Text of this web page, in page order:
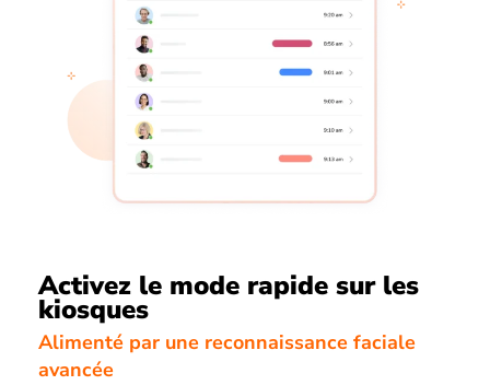
Activez le mode rapide sur les
kiosques
Alimenté par une reconnaissance faciale
avancée